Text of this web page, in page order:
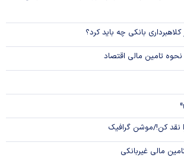
بانکی چه باید کرد؟
نحوه تامین مالی اقتصاد
نقد کن!/موشن گرافیک
مالی غیربانکی